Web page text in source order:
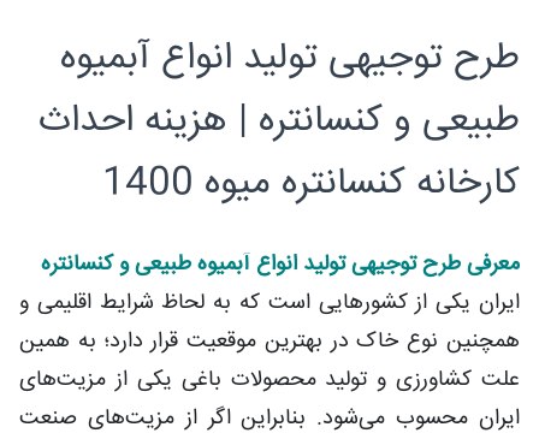
طرح توجیهی تولید انواع آبمیوه
طبیعی و کنسانتره | هزینه احداث
کارخانه کنسانتره میوه 1400
معرفی طرح توجیهی تولید انواع آبمیوه طبیعی و کنسانتره
ایران یکی از کشورهایی است که به لحاظ شرایط اقلیمی و
همچنین نوع خاک در بهترین موقعیت قرار دارد؛ به همین
علت کشاورزی و تولید محصولات باغی یکی از مزیت‌های
ایران محسوب می‌شود. بنابراین اگر از مزیت‌های صنعت